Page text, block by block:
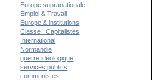
Europe supranationale
Emploi & Travail
Europe & institutions
Classe : Capitalistes
International
Normandie
guerre idéologique
services publics
communistes